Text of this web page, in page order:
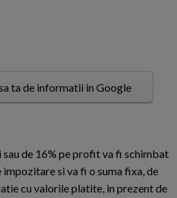
ta de informatii in Google
de 16% pe profit va fi schimbat
si va fi o suma fixa, de
cu valorile platite, in prezent de